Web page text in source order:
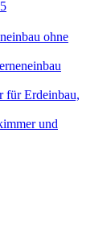
ohne
für Erdeinbau,
und